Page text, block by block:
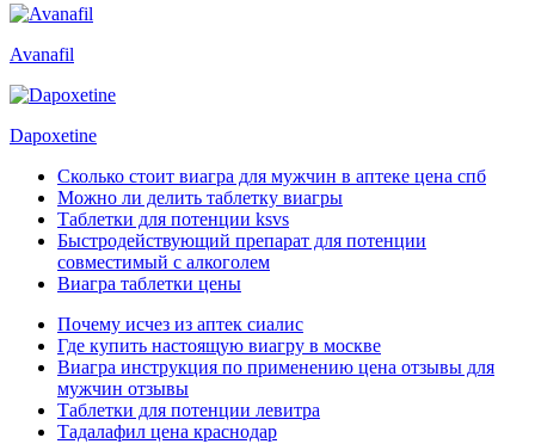
Avanafil
Dapoxetine
Сколько стоит виагра для мужчин в аптеке цена спб
Можно ли делить таблетку виагры
Таблетки для потенции ksvs
Быстродействующий препарат для потенции
совместимый с алкоголем
Виагра таблетки цены
Почему исчез из аптек сиалис
Где купить настоящую виагру в москве
Виагра инструкция по применению цена отзывы для
мужчин отзывы
Таблетки для потенции левитра
Тадалафил цена краснодар